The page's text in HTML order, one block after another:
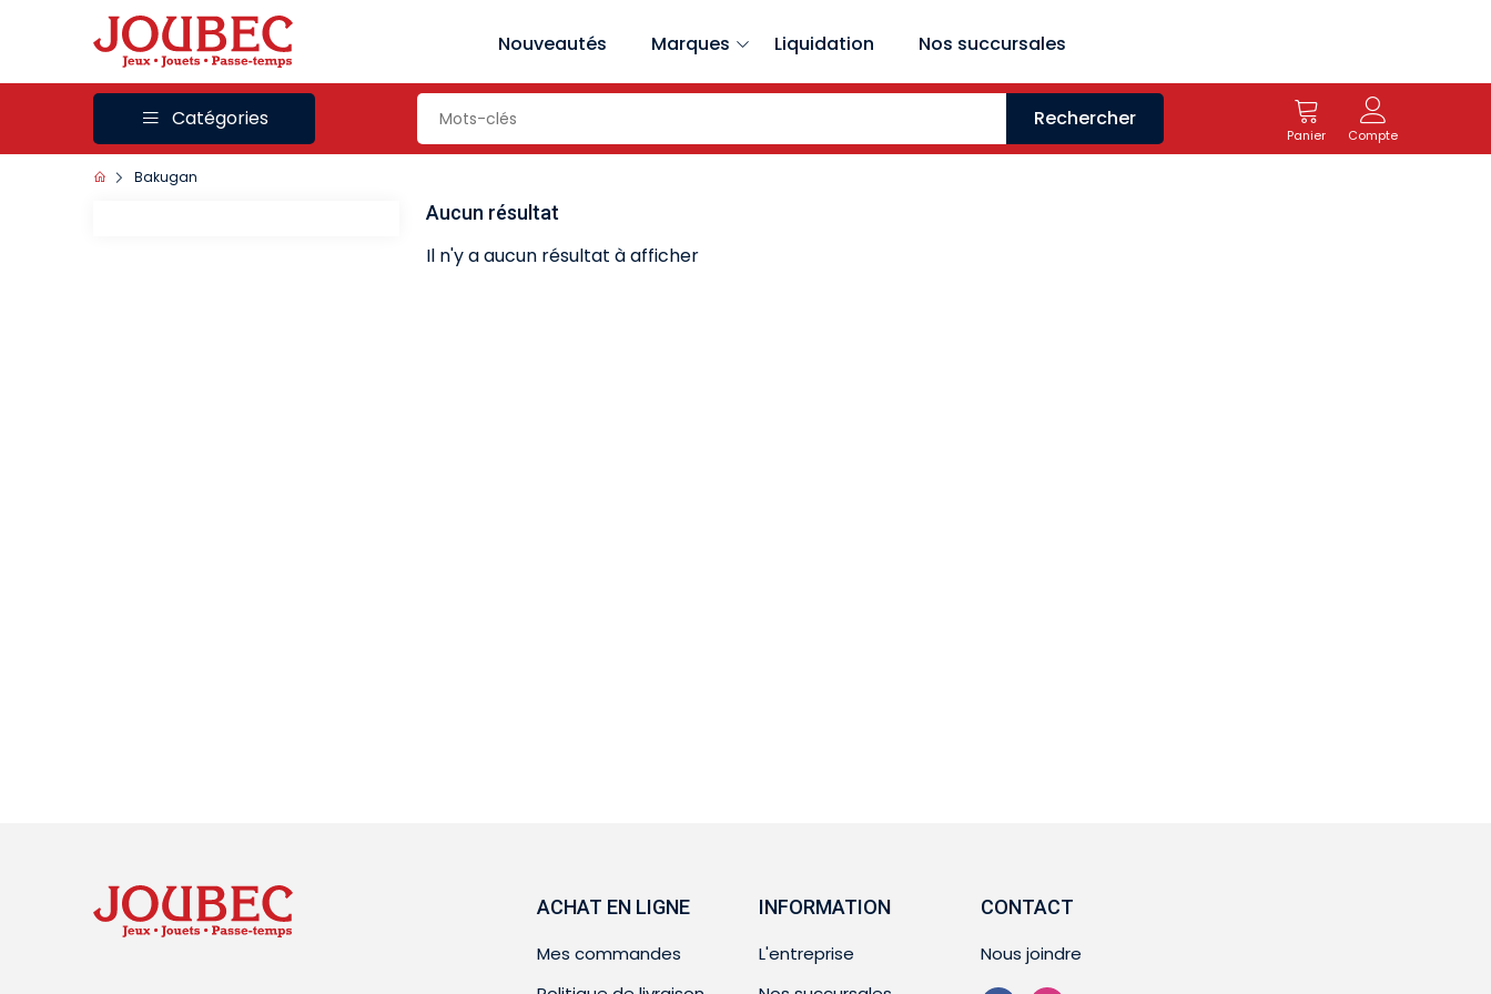
Nouveautés Marques Liquidation Nos succursales
Catégories Rechercher
Panier Compte
Bakugan
Aucun résultat
Il n'y a aucun résultat à afficher
ACHAT EN LIGNE
Mes commandes
INFORMATION
L'entreprise
CONTACT
Nous joindre